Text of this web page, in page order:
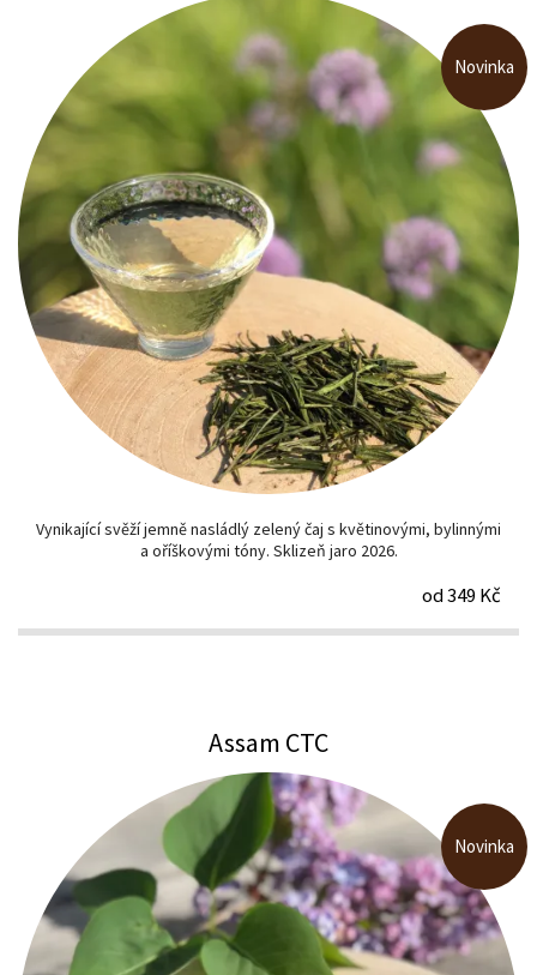
Vynikající svěží jemně nasládlý zelený čaj s květinovými, bylinnými
a oříškovými tóny. Sklizeň jaro 2026.
od 349 Kč
Novinka
Assam CTC
Novinka